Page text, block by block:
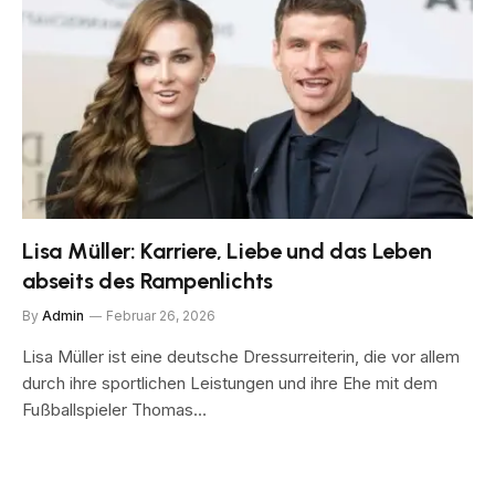
Lisa Müller: Karriere, Liebe und das Leben
abseits des Rampenlichts
By Admin Februar 26, 2026
Lisa Müller ist eine deutsche Dressurreiterin, die vor allem
durch ihre sportlichen Leistungen und ihre Ehe mit dem
Fußballspieler Thomas…